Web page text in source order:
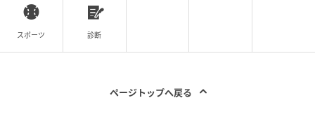
スポーツ 診断
ページトップへ戻る